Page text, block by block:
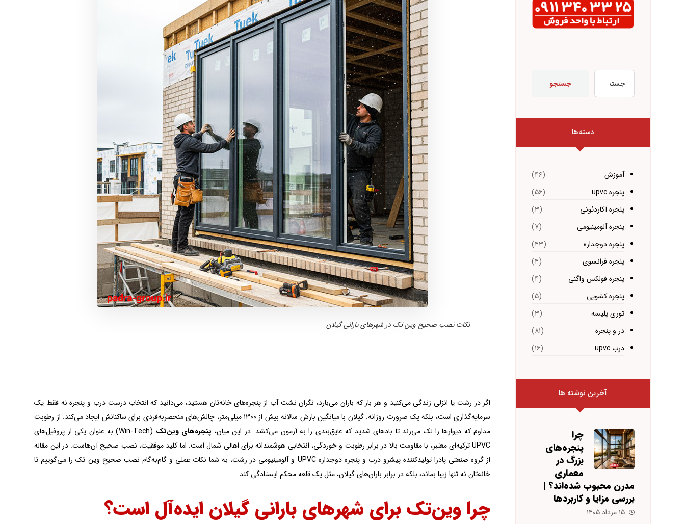
نکات نصب صحیح وین تک در شهرهای بارانی گیلان
اگر در رشت یا انزلی زندگی می‌کنید و هر بار که باران می‌بارد، نگران نشت آب از پنجره‌های خانه‌تان هستید، می‌دانید که انتخاب درست درب و پنجره نه فقط یک
سرمایه‌گذاری است، بلکه یک ضرورت روزانه. گیلان با میانگین بارش سالانه بیش از ۱۳۰۰ میلی‌متر، چالش‌های منحصربه‌فردی برای ساکنانش ایجاد می‌کند. از رطوبت
مداوم که دیوارها را لک می‌زند تا بادهای شدید که عایق‌بندی را به آزمون می‌کشد. در این میان، پنجره‌های وین‌تک
(Win-Tech) به عنوان یکی از پروفیل‌های
UPVC ترکیه‌ای معتبر، با مقاومت بالا در برابر رطوبت و خوردگی، انتخابی هوشمندانه برای اهالی شمال است. اما کلید موفقیت، نصب صحیح آن‌هاست. در این مقاله
از گروه صنعتی پادرا تولیدکننده پیشرو درب و پنجره دوجداره UPVC و آلومینیومی در رشت، به شما نکات عملی و گام‌به‌گام نصب صحیح وین تک را می‌گوییم تا
خانه‌تان نه تنها زیبا بماند، بلکه در برابر باران‌های گیلان، مثل یک قلعه محکم ایستادگی کند.
چرا وین‌تک برای شهرهای بارانی گیلان ایده‌آل است؟
جستجو
دسته‌ها
آموزش (۴۶)
پنجره upvc
(۵۶)
پنجره آکاردئونی
(۳)
پنجره آلومینیومی
(۷)
پنجره دوجداره
(۴۳)
پنجره فرانسوی
(۴)
پنجره فولکس واگنی
(۴)
پنجره کشویی
(۵)
توری پلیسه
(۳)
در و پنجره
(۸۱)
درب upvc
(۱۶)
آخرین نوشته ها
چرا
پنجره‌های
بزرگ در
معماری
مدرن محبوب شده‌اند؟ |
بررسی مزایا و کاربردها
۱۵ مرداد ۱۴۰۵